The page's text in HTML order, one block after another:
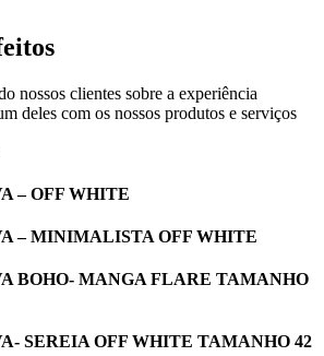
nossos clientes sobre a experiência
deles com os nossos produtos e serviços
– OFF WHITE
– MINIMALISTA OFF WHITE
BOHO- MANGA FLARE TAMANHO
SEREIA OFF WHITE TAMANHO 42